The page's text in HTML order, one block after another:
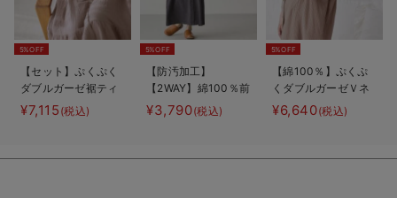
5%OFF
【セット】ぷくぷく
ダブルガーゼ裾ティ
アード3WAYワンピ
ース＆産後も使える
¥7,115 (税込)
5%OFF
【防汚加工】
【2WAY】綿100％前
開き長袖ネグリジ
ェ マタニティ・授
¥3,790(税込)
5%OFF
【綿100％】ぷくぷ
くダブルガーゼＶネ
ックワンピ＆産前産
後使えるレギンスパ
¥6,640(税込)